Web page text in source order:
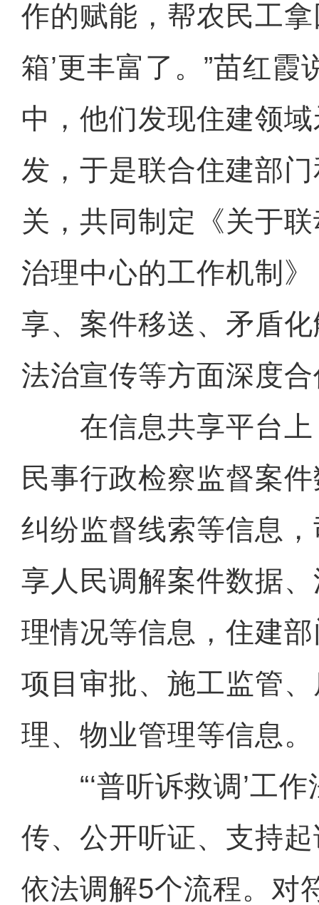
作的赋能，帮农民工拿
箱’更丰富了。”苗红霞
中，他们发现住建领
发，于是联合住建部
关，共同制定《关于
治理中心的工作机制
享、案件移送、矛盾
法治宣传等方面深度
在信息共享平台上
民事行政检察监督案
纠纷监督线索等信息
享人民调解案件数据
理情况等信息，住建
项目审批、施工监管
理、物业管理等信息。
“‘普听诉救调’工作
传、公开听证、支持
依法调解5个流程。对